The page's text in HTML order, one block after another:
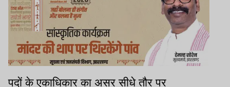
पदों के एकाधिकार का असर सीधे तौर पर